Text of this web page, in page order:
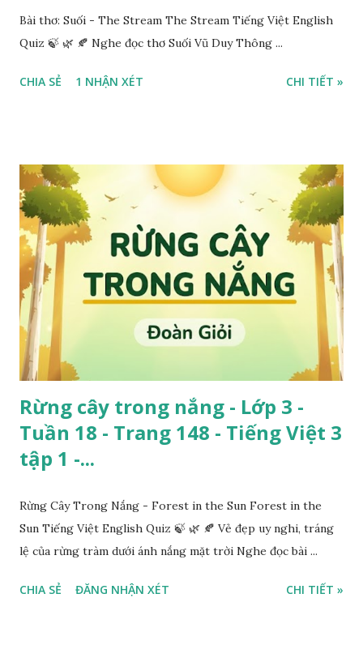
Bài thơ: Suối - The Stream The Stream Tiếng Việt English
Quiz 🍃 🌿 🍂 Nghe đọc thơ Suối Vũ Duy Thông ...
CHIA SẺ 1 NHẬN XÉT CHI TIẾT »
Rừng cây trong nắng - Lớp 3 -
Tuần 18 - Trang 148 - Tiếng Việt 3
tập 1 -...
Rừng Cây Trong Nắng - Forest in the Sun Forest in the
Sun Tiếng Việt English Quiz 🍃 🌿 🍂 Vẻ đẹp uy nghi, tráng
lệ của rừng tràm dưới ánh nắng mặt trời Nghe đọc bài ...
CHIA SẺ ĐĂNG NHẬN XÉT CHI TIẾT »